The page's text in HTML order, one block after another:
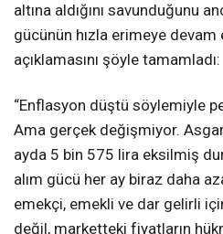
altına aldığını savunduğunu
gücünün hızla erimeye
açıklamasını şöyle tamamladı:
“Enflasyon düştü söylemiyle
Ama gerçek değişmiyor.
ayda 5 bin 575 lira eksilmiş
alım gücü her ay biraz daha
emekçi, emekli ve dar gelirli
değil, marketteki fiyatların